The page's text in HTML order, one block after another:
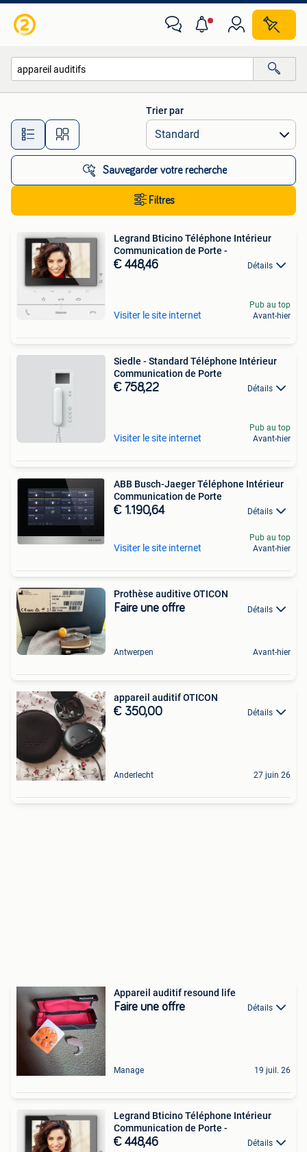
Toutes les distances…
Trier par
Sauvegarder votre recherche
Filtres
Legrand Bticino Téléphone Intérieur
Communication de Porte -
€ 448,46 Détails
Visiter le site internet
Pub au top
Avant-hier
Siedle - Standard Téléphone Intérieur
Communication de Porte
€ 758,22 Détails
Visiter le site internet
Pub au top
Avant-hier
ABB Busch-Jaeger Téléphone Intérieur
Communication de Porte
€ 1.190,64 Détails
Visiter le site internet
Pub au top
Avant-hier
Prothèse auditive OTICON
Faire une offre Détails
Antwerpen Avant-hier
appareil auditif OTICON
€ 350,00 Détails
Anderlecht 27 juin 26
Appareil auditif resound life
Faire une offre Détails
Manage 19 juil. 26
Legrand Bticino Téléphone Intérieur
Communication de Porte -
€ 448,46 Détails